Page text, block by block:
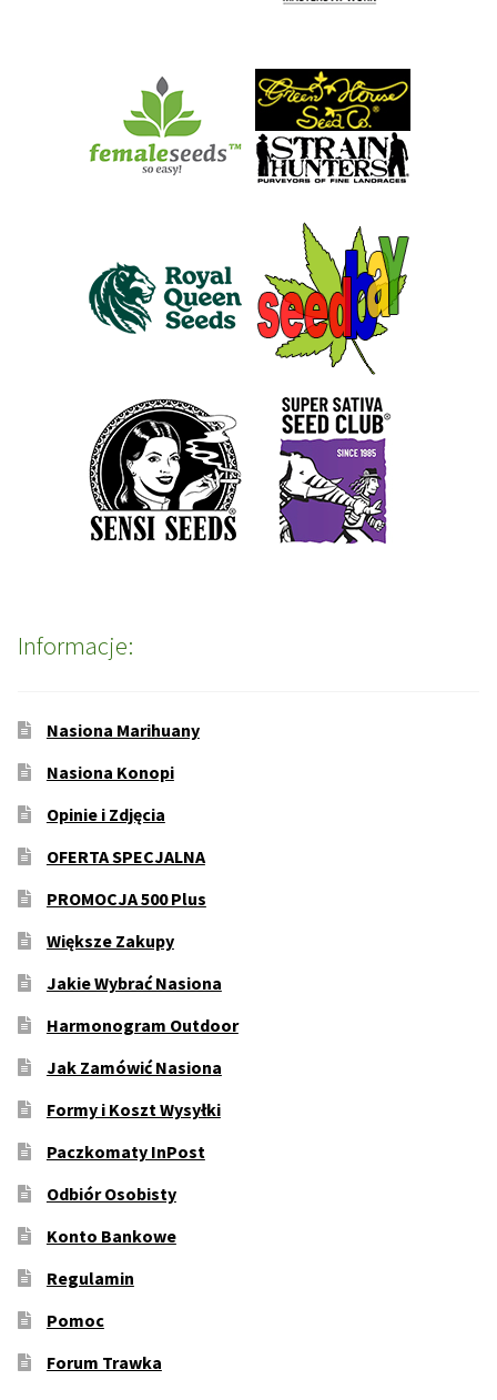
Informacje:
Nasiona Marihuany
Nasiona Konopi
Opinie i Zdjęcia
OFERTA SPECJALNA
PROMOCJA 500 Plus
Większe Zakupy
Jakie Wybrać Nasiona
Harmonogram Outdoor
Jak Zamówić Nasiona
Formy i Koszt Wysyłki
Paczkomaty InPost
Odbiór Osobisty
Konto Bankowe
Regulamin
Pomoc
Forum Trawka